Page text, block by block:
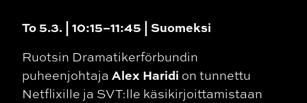
To 5.3. | 10:15–11:45 | Suomeksi
Ruotsin Dramatikerförbundin
puheenjohtaja Alex Haridi on tunnettu
Netflixille ja SVT:lle käsikirjoittamistaan